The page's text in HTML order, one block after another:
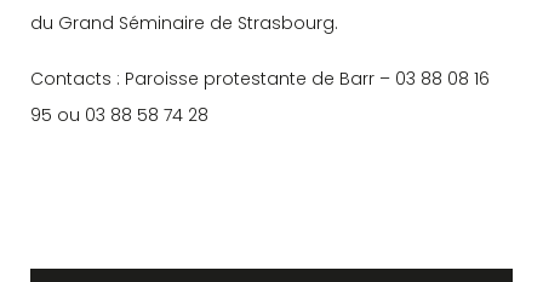
du Grand Séminaire de Strasbourg.
Contacts : Paroisse protestante de Barr – 03 88 08 16
95 ou 03 88 58 74 28